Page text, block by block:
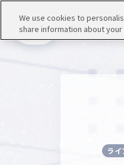
ライ
We use cookies to
share information about